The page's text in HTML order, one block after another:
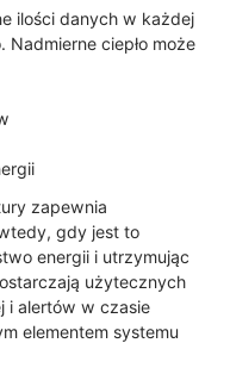
ilości danych w każdej
Nadmierne ciepło może
zapewnia
gdy jest to
energii i utrzymując
użytecznych
i alertów w czasie
elementem systemu